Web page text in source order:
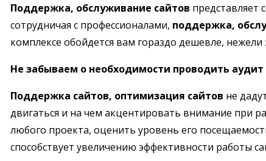
Поддержка, обслуживание сайтов
сотрудничая с профессионалами, поддержка,
комплексе обойдется вам гораздо дешевле,
Не забываем о необходимости проводить аудит
Поддержка сайтов, оптимизация сайтов не
двигаться и на чем акцентировать внимание при
любого проекта, оценить уровень его
способствует увеличению эффективности работы